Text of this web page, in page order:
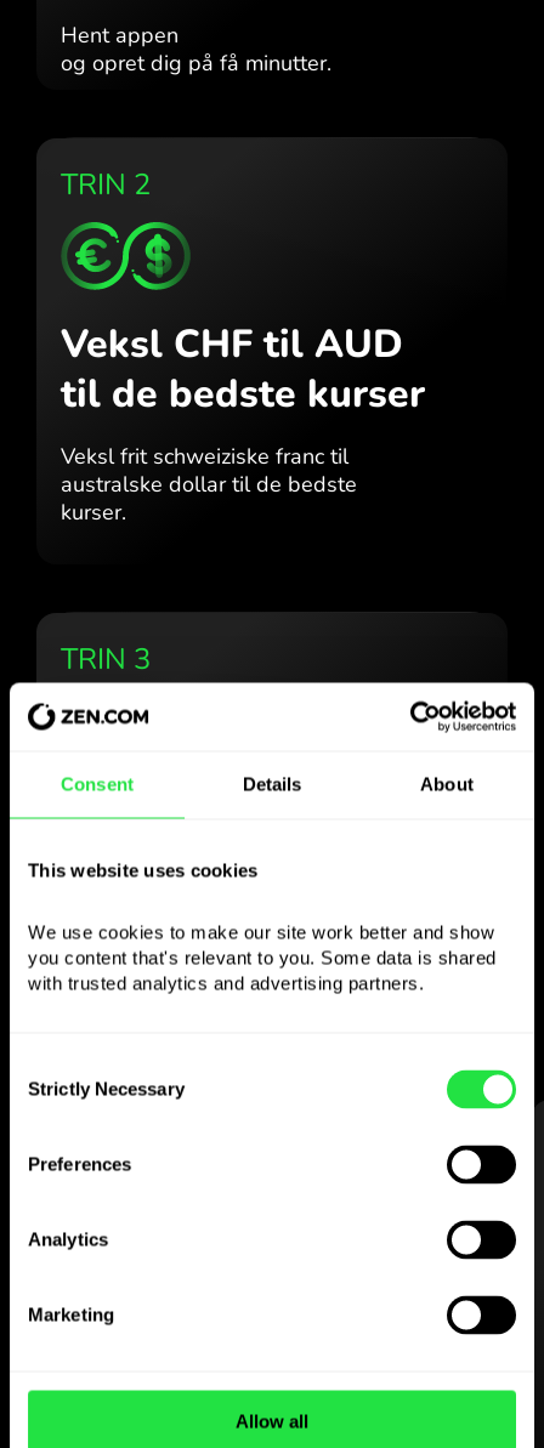
Consent Details About
This website uses cookies
We use cookies to make our site work better and show
you content that's relevant to you. Some data is shared
with trusted analytics and advertising partners.
Selection
Strictly Necessary
Preferences
Analytics
Marketing
Allow all
Hent appen
og opret dig på få minutter.
TRIN 2
Veksl CHF til AUD
til de bedste kurser
Veksl frit schweiziske franc til
australske dollar til de bedste
kurser.
TRIN 3
Brug den valgte
valuta
Send penge til udlandet,
hæv i pengeautomater uden
Hent
Hent appen
og opret dig på få minutter.